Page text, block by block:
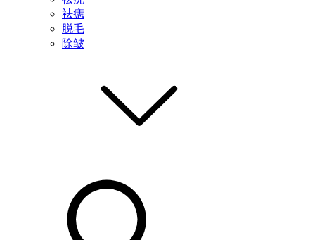
祛痣
脱毛
除皱